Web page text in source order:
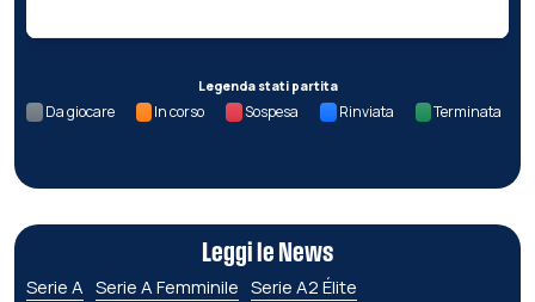
Legenda stati partita
Da giocare In corso Sospesa Rinviata Terminata
Leggi le News
Serie A Serie A Femminile Serie A2 Élite